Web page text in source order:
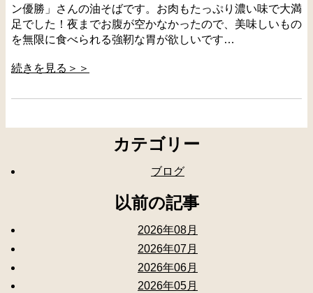
ン優勝」さんの油そばです。お肉もたっぷり濃い味で大満
足でした！夜までお腹が空かなかったので、美味しいもの
を無限に食べられる強靭な胃が欲しいです…
続きを見る＞＞
カテゴリー
ブログ
以前の記事
2026年08月
2026年07月
2026年06月
2026年05月